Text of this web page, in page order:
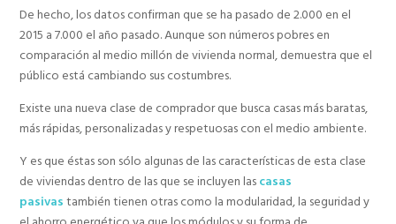
De hecho, los datos confirman que se ha pasado de 2.000 en el
2015 a 7.000 el año pasado. Aunque son números pobres en
comparación al medio millón de vivienda normal, demuestra que el
público está cambiando sus costumbres.
Existe una nueva clase de comprador que busca casas más baratas,
más rápidas, personalizadas y respetuosas con el medio ambiente.
Y es que éstas son sólo algunas de las características de esta clase
de viviendas dentro de las que se incluyen las casas
pasivas también tienen otras como la modularidad, la seguridad y